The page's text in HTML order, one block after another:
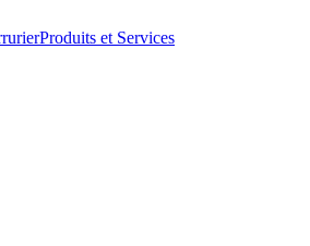
Produits et Services